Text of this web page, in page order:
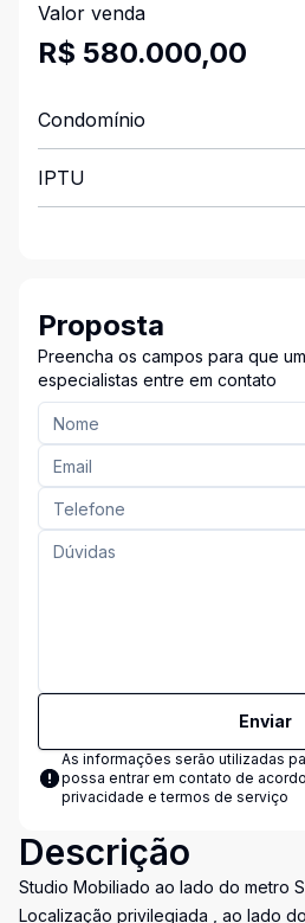
Valor venda
R$ 580.000,00
Condomínio
IPTU
Proposta
Preencha os campos para que
especialistas entre em contato
Enviar
As informações serão utilizadas
possa entrar em contato de
privacidade e termos de serviço
Descrição
Studio Mobiliado ao lado do metro
Localização privilegiada , ao lado